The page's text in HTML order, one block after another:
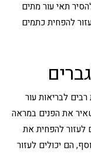
תאי עור מתים
להפחית כתמים
לבריאות עור
את הפנים במראה
לעזור להפחית את
הם יכולים לעזור